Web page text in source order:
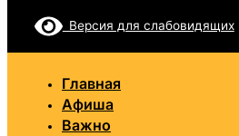
Версия для слабовидящих
Главная
Афиша
Важно